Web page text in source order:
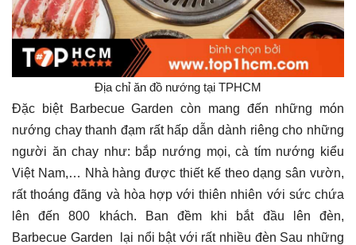
Địa chỉ ăn đồ nướng tại TPHCM
Đặc biệt Barbecue Garden còn mang đến những món
nướng chay thanh đạm rất hấp dẫn dành riêng cho những
người ăn chay như: bắp nướng mọi, cà tím nướng kiểu
Việt Nam,… Nhà hàng được thiết kế theo dạng sân vườn,
rất thoáng đãng và hòa hợp với thiên nhiên với sức chứa
lên đến 800 khách. Ban đềm khi bắt đầu lên đèn,
Barbecue Garden lại nổi bật với rất nhiều đèn Sau những